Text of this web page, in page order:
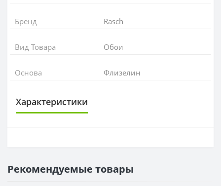
Бренд Rasch
Вид Товара Обои
Основа Флизелин
Характеристики
РАППОРТ
Рекомендуемые товары